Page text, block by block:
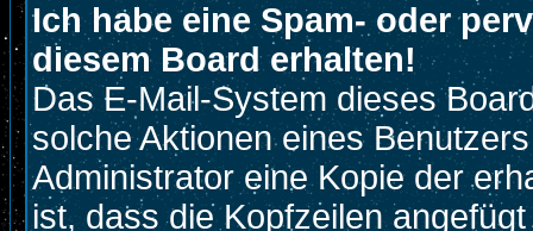
Ich habe eine Spam- oder
diesem Board erhalten!
Das E-Mail-System dieses
solche Aktionen eines
Administrator eine Kopie der
ist, dass die Kopfzeilen